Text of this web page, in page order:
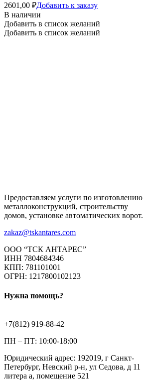
2601,00 ₽Добавить к заказу
В наличии
Добавить в список желаний
Добавить в список желаний
Предоставляем услуги по изготовлению
металлоконструкций, строительству
домов, установке автоматических ворот.
zakaz@tskantares.com
ООО “ТСК АНТАРЕС”
ИНН 7804684346
КПП: 781101001
ОГРН: 1217800102123
Нужна помощь?
+7(812) 919-88-42
ПН – ПТ: 10:00-18:00
Юридический адрес: 192019, г Санкт-
Петербург, Невский р-н, ул Седова, д 11
литера а, помещение 521